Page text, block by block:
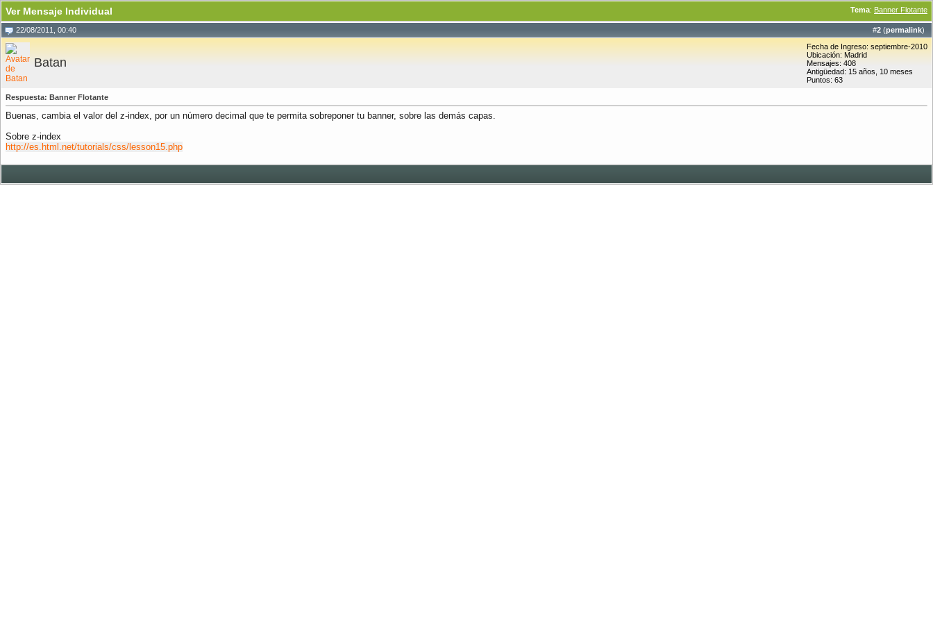
Tema: Banner Flotante
Ver Mensaje Individual
#2 (permalink)
22/08/2011, 00:40
Batan
Fecha de Ingreso: septiembre-2010
Ubicación: Madrid
Mensajes: 408
Antigüedad: 15 años, 10 meses
Puntos: 63
Respuesta: Banner Flotante
Buenas, cambia el valor del z-index, por un número decimal que te permita sobreponer tu banner, sobre las demás capas.
Sobre z-index
http://es.html.net/tutorials/css/lesson15.php